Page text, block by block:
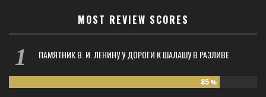
MOST REVIEW SCORES
ПАМЯТНИК В. И. ЛЕНИНУ У ДОРОГИ К ШАЛАШУ В РАЗЛИВЕ
85 %